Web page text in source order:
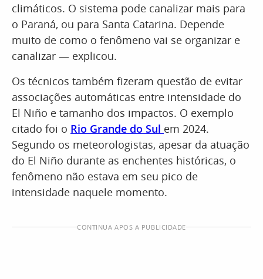
climáticos. O sistema pode canalizar mais para
o Paraná, ou para Santa Catarina. Depende
muito de como o fenômeno vai se organizar e
canalizar — explicou.
Os técnicos também fizeram questão de evitar
associações automáticas entre intensidade do
El Niño e tamanho dos impactos. O exemplo
citado foi o Rio Grande do Sul em 2024.
Segundo os meteorologistas, apesar da atuação
do El Niño durante as enchentes históricas, o
fenômeno não estava em seu pico de
intensidade naquele momento.
CONTINUA APÓS A PUBLICIDADE